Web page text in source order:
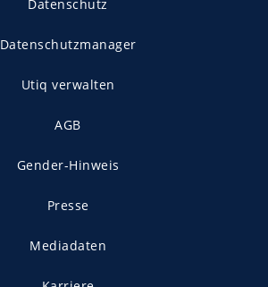
Datenschutz
Datenschutzmanager
Utiq verwalten
AGB
Gender-Hinweis
Presse
Mediadaten